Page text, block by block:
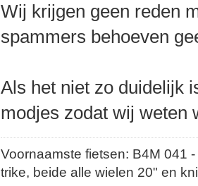
Wij krijgen geen reden
spammers behoeven
Als het niet zo duidelijk
modjes zodat wij weten
Voornaamste fietsen: B4M
trike, beide alle wielen 20" en